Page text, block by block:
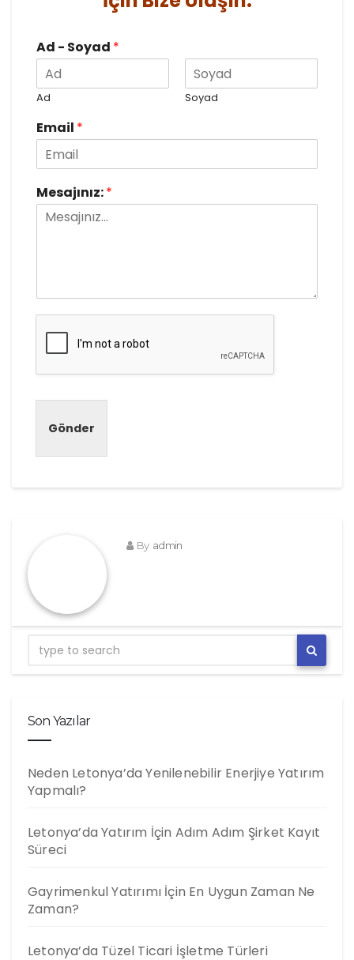
Ad - Soyad *
Ad Soyad
Email *
Mesajınız:*
Gönder
By admin
Son Yazılar
Neden Letonya’da Yenilenebilir Enerjiye Yatırım
Yapmalı?
Letonya’da Yatırım İçin Adım Adım Şirket Kayıt
Süreci
Gayrimenkul Yatırımı İçin En Uygun Zaman Ne
Zaman?
Letonya’da Tüzel Ticari İşletme Türleri